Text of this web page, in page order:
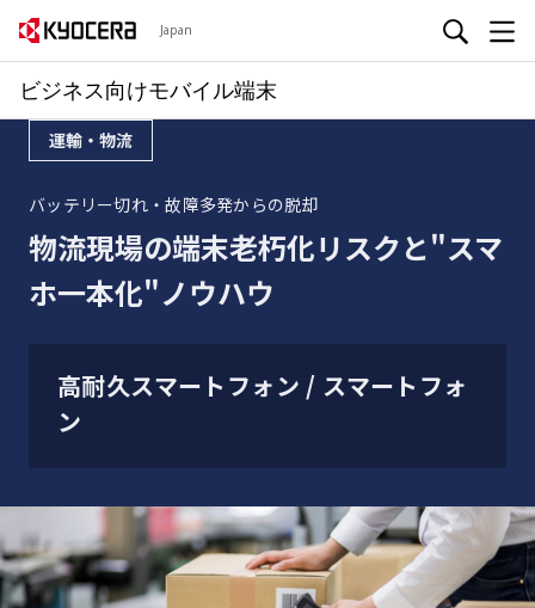
Japan
ビジネス向けモバイル端末
運輸・物流
バッテリー切れ・故障多発からの脱却
物流現場の端末老朽化リスクと"スマ
ホ一本化"ノウハウ
高耐久スマートフォン / スマートフォ
ン